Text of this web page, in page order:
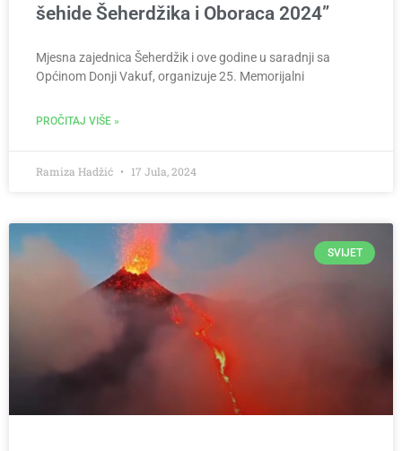
šehide Šeherdžika i Oboraca 2024”
Mjesna zajednica Šeherdžik i ove godine u saradnji sa
Općinom Donji Vakuf, organizuje 25. Memorijalni
PROČITAJ VIŠE »
Ramiza Hadžić 17 Jula, 2024
SVIJET